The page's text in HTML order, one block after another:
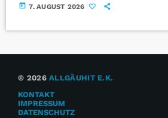
today 7. AUGUST 2026
© 2026ALLGÄUHIT E.K.
KONTAKT
IMPRESSUM
DATENSCHUTZ